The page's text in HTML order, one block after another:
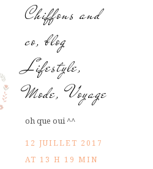
Chiffons and
co, blog
Lifestyle,
Mode, Voyage
oh que oui ^^
12 JUILLET 2017
AT 13 H 19 MIN